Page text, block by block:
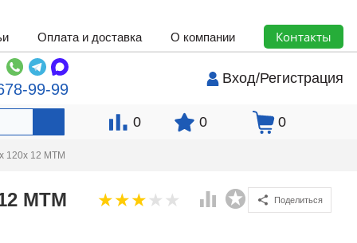
Оплата и доставка О компании Контакты
99-99
Вход/Регистрация
0 0 0
120x 12 MTM
MTM Поделиться